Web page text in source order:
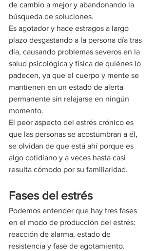
de cambio a mejor y abandonando la
búsqueda de soluciones.
Es agotador y hace estragos a largo
plazo desgastando a la persona día tras
día, causando problemas severos en la
salud psicológica y física de quiénes lo
padecen, ya que el cuerpo y mente se
mantienen en un estado de alerta
permanente sin relajarse en ningún
momento.
El peor aspecto del estrés crónico es
que las personas se acostumbran a él,
se olvidan de que está ahí porque es
algo cotidiano y a veces hasta casi
resulta cómodo por su familiaridad.
Fases del estrés
Podemos entender que hay tres fases
en el modo de producción del estrés:
reacción de alarma, estado de
resistencia y fase de agotamiento.